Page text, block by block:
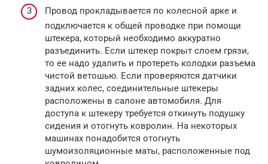
Провод прокладывается по колесной арке и
подключается к общей проводке при помощи
штекера, который необходимо аккуратно
разъединить. Если штекер покрыт слоем грязи,
то ее надо удалить и протереть колодки разъема
чистой ветошью. Если проверяются датчики
задних колес, соединительные штекеры
расположены в салоне автомобиля. Для
доступа к штекеру требуется откинуть подушку
сидения и отогнуть ковролин. На некоторых
машинах понадобится отогнуть
шумоизоляционные маты, расположенные под